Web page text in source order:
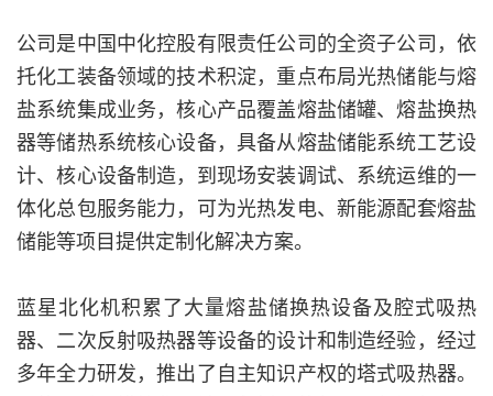
公司是中国中化控股有限责任公司的全资子公司，依
托化工装备领域的技术积淀，重点布局光热储能与熔
盐系统集成业务，核心产品覆盖熔盐储罐、熔盐换热
器等储热系统核心设备，具备从熔盐储能系统工艺设
计、核心设备制造，到现场安装调试、系统运维的一
体化总包服务能力，可为光热发电、新能源配套熔盐
储能等项目提供定制化解决方案。
蓝星北化机积累了大量熔盐储换热设备及腔式吸热
器、二次反射吸热器等设备的设计和制造经验，经过
多年全力研发，推出了自主知识产权的塔式吸热器。